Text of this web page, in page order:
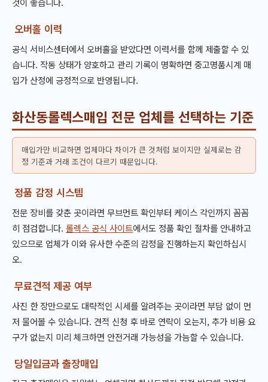
오버홀 이력
공식 서비스센터에서 오버홀을 받았다면 이력서를 함께 제출할 수 있
습니다. 작동 상태가 양호하고 관리 기록이 명확하면 중고명품시계 매
입가 산정에 긍정적으로 반영됩니다.
화산동롤렉스매입 전문 업체를 선택하는 기준
매입가만 비교하면 업체마다 차이가 큰 것처럼 보이지만 실제로는 감
정 기준과 거래 조건이 다르기 때문입니다.
정품 감정 시스템
전문 장비를 갖춘 곳이라면 무브먼트 확인부터 케이스 각인까지 꼼꼼
히 점검합니다. 롤렉스 공식 사이트에서도 정품 확인 절차를 안내하고
있으므로 업체가 이와 유사한 수준의 감정을 진행하는지 확인하십시
오.
무료견적 제공 여부
사진 한 장만으로도 대략적인 시세를 알려주는 곳이라면 부담 없이 먼
저 물어볼 수 있습니다. 견적 신청 후 바로 연락이 오는지, 추가 비용 요
구가 없는지 미리 체크하면 안전거래 가능성을 가늠할 수 있습니다.
당일입금과 출장매입